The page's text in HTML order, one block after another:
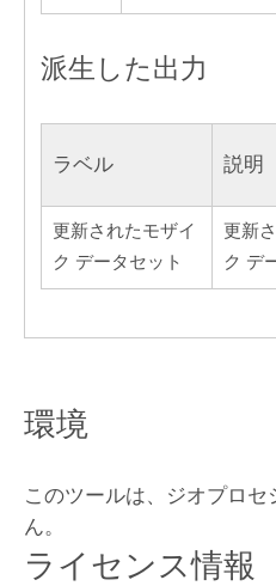
派生した出力
ラベル 説明
更新されたモザイ
ク データセット
更新
ク デ
環境
このツールは、ジオプロ
ん。
ライセンス情報